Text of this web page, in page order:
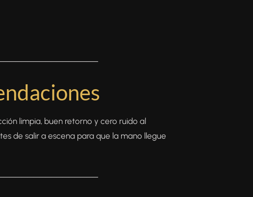
limpia, buen retorno y cero ruido al
de salir a escena para que la mano llegue